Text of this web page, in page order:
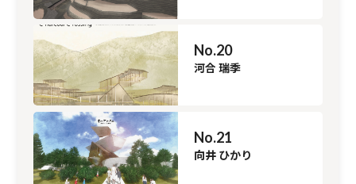
No.20
河合 瑞季
No.21
向井 ひかり